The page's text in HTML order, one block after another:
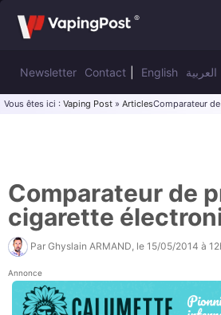
Newsletter Contact English العربية
Vous êtes ici : Vaping Post » ArticlesComparateur
Comparateur de
cigarette
Par Ghyslain ARMAND , le 15/05/2014 à
Annonce